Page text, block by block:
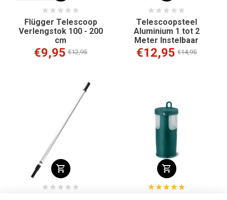
Flügger Telescoop
Verlengstok 100 - 200
cm
€9,95 €12,95
Telescoopsteel
Aluminium 1 tot 2
Meter Instelbaar
€12,95 €14,95